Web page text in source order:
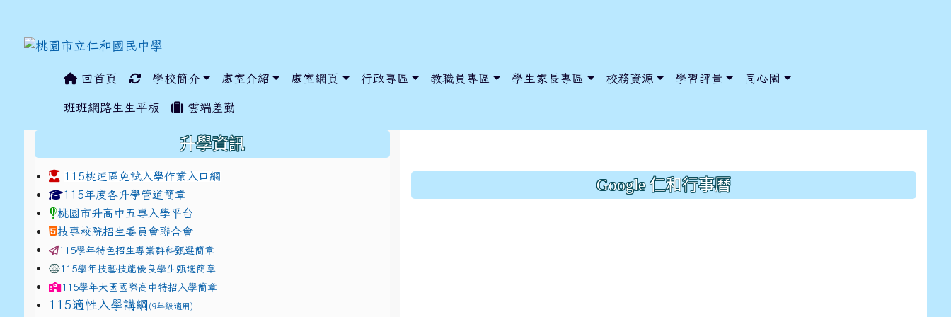
回首頁 學校簡介 處室介紹 處室網頁 行政專區 教職員專區 學生家長專區 校務資源 學習評量 同心園
班班網路生生平板 雲端差勤
Google 仁和行事曆
升學資訊
115桃連區免試入學作業入口網
link to https://www.jhjhs.tyc.edu.tw/modules/tadnews/index.php?nsn=5425
115年度各升學管道簡章link to http://tyc.entry.edu.tw/NoExamImitate_TL/NoExamImitateHome/Page/Public/ChooseSys?s=05 style=font-size: 1rem; background-
link to http://tyc.entry.edu.tw/NoExamImitate_TL/NoExamImitateHome/Page/Public/ChooseSys?s=05 style=font-size: 1rem; background-
桃園市升高中五專入學平台
技專校院招生委員會聯合會
115學年特色招生專業群科甄選簡章
115學年技藝技能優良學生甄選簡章
115學年大園國際高中特招入學簡章
115適性入學講綱 (9年級適用)